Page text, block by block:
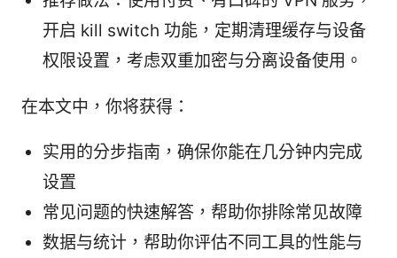
开启 kill switch 功能，定期清理缓存与设备
权限设置，考虑双重加密与分离设备使用。
在本文中，你将获得：
实用的分步指南，确保你能在几分钟内完成
设置
常见问题的快速解答，帮助你排除常见故障
数据与统计，帮助你评估不同工具的性能与